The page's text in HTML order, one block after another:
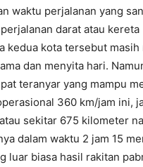
waktu perjalanan yang
darat atau kereta
kedua kota tersebut masih
dan menyita hari.
teranyar yang mampu
360 km/jam ini,
sekitar 675 kilometer
dalam waktu 2 jam 15
luar biasa hasil rakitan